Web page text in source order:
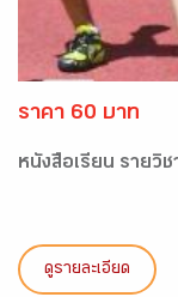
ราคา 60 บาท
หนังสือเรียน รายวิ
ดูรายละเอียด